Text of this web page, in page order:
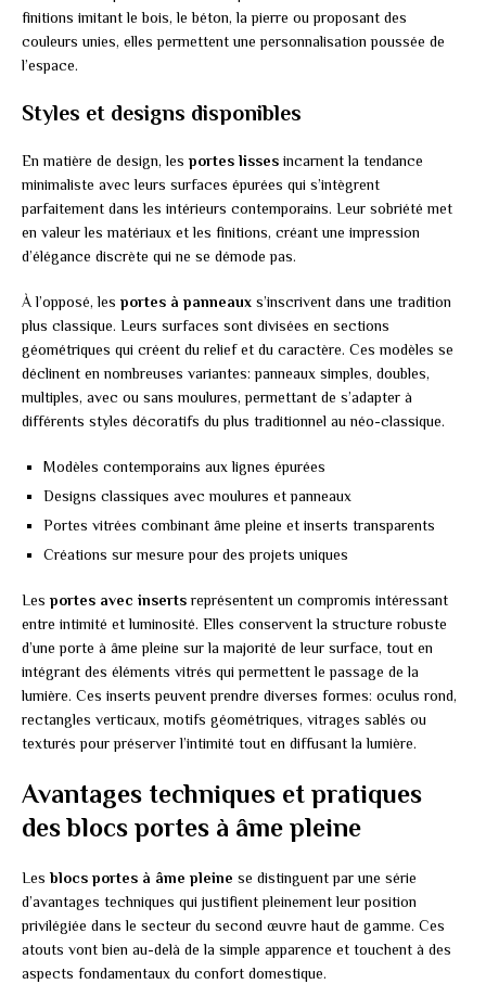
finitions imitant le bois, le béton, la pierre ou proposant des
couleurs unies, elles permettent une personnalisation poussée de
l’espace.
Styles et designs disponibles
En matière de design, les portes lisses incarnent la tendance
minimaliste avec leurs surfaces épurées qui s’intègrent
parfaitement dans les intérieurs contemporains. Leur sobriété met
en valeur les matériaux et les finitions, créant une impression
d’élégance discrète qui ne se démode pas.
À l’opposé, les portes à panneaux s’inscrivent dans une tradition
plus classique. Leurs surfaces sont divisées en sections
géométriques qui créent du relief et du caractère. Ces modèles se
déclinent en nombreuses variantes: panneaux simples, doubles,
multiples, avec ou sans moulures, permettant de s’adapter à
différents styles décoratifs du plus traditionnel au néo-classique.
Modèles contemporains aux lignes épurées
Designs classiques avec moulures et panneaux
Portes vitrées combinant âme pleine et inserts transparents
Créations sur mesure pour des projets uniques
Les portes avec insertsreprésentent un compromis intéressant
entre intimité et luminosité. Elles conservent la structure robuste
d’une porte à âme pleine sur la majorité de leur surface, tout en
intégrant des éléments vitrés qui permettent le passage de la
lumière. Ces inserts peuvent prendre diverses formes: oculus rond,
rectangles verticaux, motifs géométriques, vitrages sablés ou
texturés pour préserver l’intimité tout en diffusant la lumière.
Avantages techniques et pratiques
des blocs portes à âme pleine
Lesblocs portes à âme pleine se distinguent par une série
d’avantages techniques qui justifient pleinement leur position
privilégiée dans le secteur du second œuvre haut de gamme. Ces
atouts vont bien au-delà de la simple apparence et touchent à des
aspects fondamentaux du confort domestique.